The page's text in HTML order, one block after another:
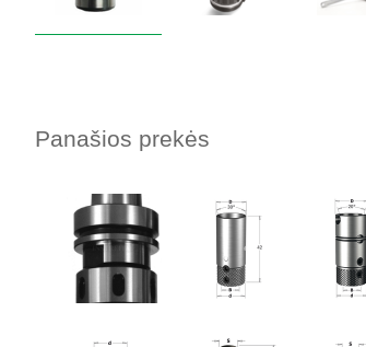
Panašios prekės